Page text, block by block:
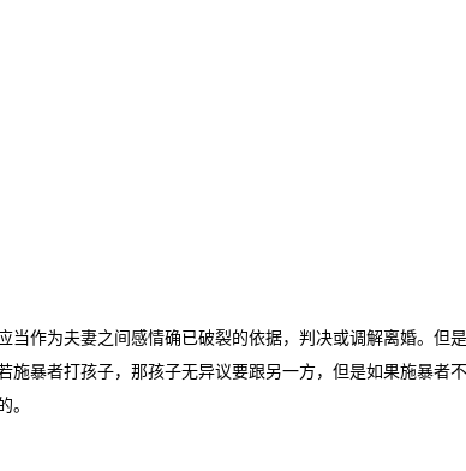
当作为夫妻之间感情确已破裂的依据，判决或调解离婚。但
施暴者打孩子，那孩子无异议要跟另一方，但是如果施暴者
。